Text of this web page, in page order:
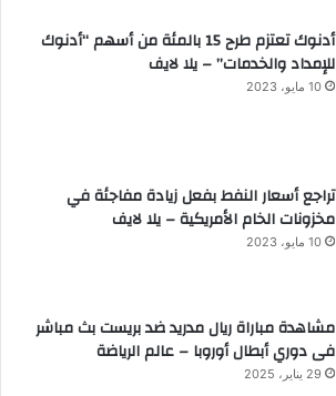
أدنوك تعتزم طرح 15 بالمئة من أسهم “أدنوك
للإمداد والخدمات” – يلا لايف
10 مايو، 2023
تراجع أسعار النفط بفعل زيادة مفاجئة في
مخزونات الخام الأمريكية – يلا لايف
10 مايو، 2023
مشاهدة مباراة ريال مدريد ضد بريست بث مباشر
فى دوري أبطال أوروبا – عالم الرياضة
29 يناير، 2025